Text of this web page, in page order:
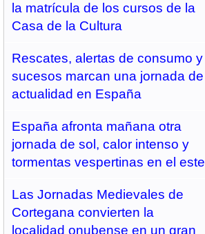
la matrícula de los cursos de la
Casa de la Cultura
Rescates, alertas de consumo y
sucesos marcan una jornada de
actualidad en España
España afronta mañana otra
jornada de sol, calor intenso y
tormentas vespertinas en el este
Las Jornadas Medievales de
Cortegana convierten la
localidad onubense en un gran